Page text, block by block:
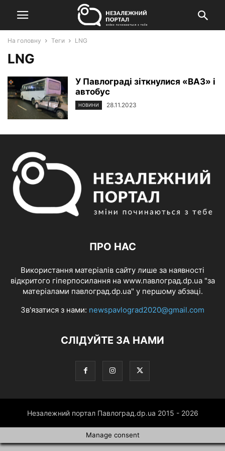
На головну Теги LNG
LNG
У Павлограді зіткнулися «ВАЗ» і
автобус
НОВИНИ 28.11.2023
ПРО НАС
Використання матеріалів сайту лише за наявності
відкритого гіперпосилання на www.павлоград.dp.ua "за
матеріалами павлоград.dp.ua" у першому абзаці.
Зв'язатися з нами: newspavlograd2020@gmail.com
СЛІДУЙТЕ ЗА НАМИ
Незалежний портал Павлоград.dp.ua 2015 - 2026
Manage consent